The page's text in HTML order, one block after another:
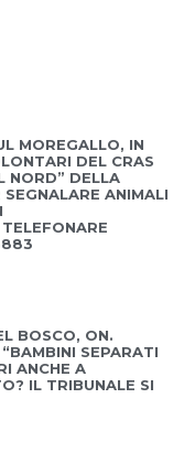
MOREGALLO, IN
DEL CRAS
NORD” DELLA
SEGNALARE ANIMALI
BOSCO, ON.
SEPARATI
ANCHE A
IL TRIBUNALE SI